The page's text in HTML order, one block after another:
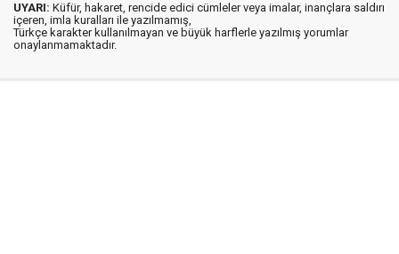
UYARI: Küfür, hakaret, rencide edici cümleler veya imalar, inançlara saldırı
içeren, imla kuralları ile yazılmamış,
Türkçe karakter kullanılmayan ve büyük harflerle yazılmış yorumlar
onaylanmamaktadır.